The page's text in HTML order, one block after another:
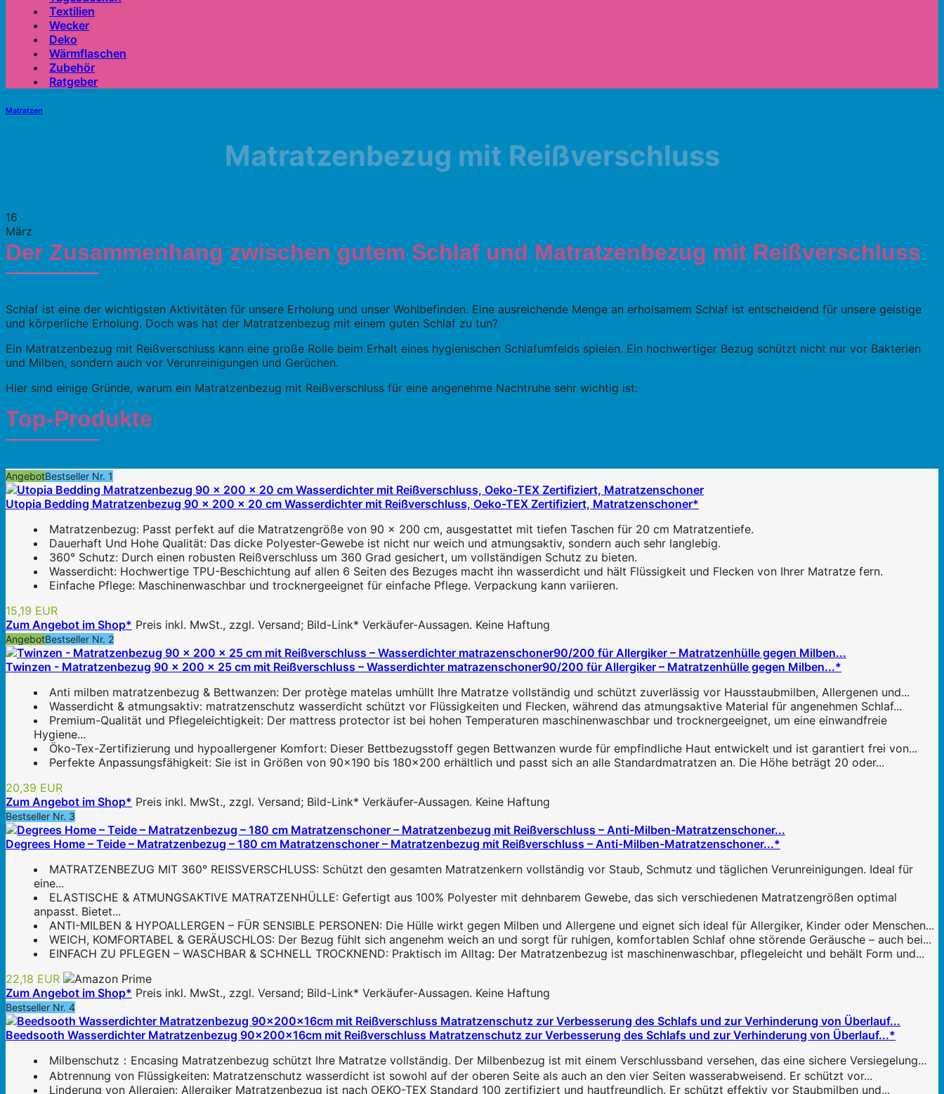
Textilien
Wecker
Deko
Wärmflaschen
Zubehör
Ratgeber
Matratzen
Matratzenbezug mit Reißverschluss
16
März
Der Zusammenhang zwischen gutem Schlaf und Matratzenbezug mit Reißverschluss
Schlaf ist eine der wichtigsten Aktivitäten für unsere Erholung und unser Wohlbefinden. Eine ausreichende Menge an erholsamem Schlaf ist entscheidend für unsere geistige
und körperliche Erholung. Doch was hat der Matratzenbezug mit einem guten Schlaf zu tun?
Ein Matratzenbezug mit Reißverschluss kann eine große Rolle beim Erhalt eines hygienischen Schlafumfelds spielen. Ein hochwertiger Bezug schützt nicht nur vor Bakterien
und Milben, sondern auch vor Verunreinigungen und Gerüchen.
Hier sind einige Gründe, warum ein Matratzenbezug mit Reißverschluss für eine angenehme Nachtruhe sehr wichtig ist:
Top-Produkte
AngebotBestseller Nr. 1
Utopia Bedding Matratzenbezug 90 x 200 x 20 cm Wasserdichter mit Reißverschluss, Oeko-TEX Zertifiziert, Matratzenschoner*
Matratzenbezug: Passt perfekt auf die Matratzengröße von 90 x 200 cm, ausgestattet mit tiefen Taschen für 20 cm Matratzentiefe.
Dauerhaft Und Hohe Qualität: Das dicke Polyester-Gewebe ist nicht nur weich und atmungsaktiv, sondern auch sehr langlebig.
360° Schutz: Durch einen robusten Reißverschluss um 360 Grad gesichert, um vollständigen Schutz zu bieten.
Wasserdicht: Hochwertige TPU-Beschichtung auf allen 6 Seiten des Bezuges macht ihn wasserdicht und hält Flüssigkeit und Flecken von Ihrer Matratze fern.
Einfache Pflege: Maschinenwaschbar und trocknergeeignet für einfache Pflege. Verpackung kann variieren.
15,19 EUR
Zum Angebot im Shop* Preis inkl. MwSt., zzgl. Versand; Bild-Link* Verkäufer-Aussagen. Keine Haftung
AngebotBestseller Nr. 2
Twinzen - Matratzenbezug 90 x 200 x 25 cm mit Reißverschluss – Wasserdichter matrazenschoner90/200 für Allergiker – Matratzenhülle gegen Milben...*
Anti milben matratzenbezug & Bettwanzen: Der protège matelas umhüllt Ihre Matratze vollständig und schützt zuverlässig vor Hausstaubmilben, Allergenen und...
Wasserdicht & atmungsaktiv: matratzenschutz wasserdicht schützt vor Flüssigkeiten und Flecken, während das atmungsaktive Material für angenehmen Schlaf...
Premium-Qualität und Pflegeleichtigkeit: Der mattress protector ist bei hohen Temperaturen maschinenwaschbar und trocknergeeignet, um eine einwandfreie
Hygiene...
Öko-Tex-Zertifizierung und hypoallergener Komfort: Dieser Bettbezugsstoff gegen Bettwanzen wurde für empfindliche Haut entwickelt und ist garantiert frei von...
Perfekte Anpassungsfähigkeit: Sie ist in Größen von 90x190 bis 180x200 erhältlich und passt sich an alle Standardmatratzen an. Die Höhe beträgt 20 oder...
20,39 EUR
Zum Angebot im Shop* Preis inkl. MwSt., zzgl. Versand; Bild-Link* Verkäufer-Aussagen. Keine Haftung
Bestseller Nr. 3
Degrees Home – Teide – Matratzenbezug – 180 cm Matratzenschoner – Matratzenbezug mit Reißverschluss – Anti-Milben-Matratzenschoner...*
MATRATZENBEZUG MIT 360° REISSVERSCHLUSS: Schützt den gesamten Matratzenkern vollständig vor Staub, Schmutz und täglichen Verunreinigungen. Ideal für
eine...
ELASTISCHE & ATMUNGSAKTIVE MATRATZENHÜLLE: Gefertigt aus 100% Polyester mit dehnbarem Gewebe, das sich verschiedenen Matratzengrößen optimal
anpasst. Bietet...
ANTI-MILBEN & HYPOALLERGEN – FÜR SENSIBLE PERSONEN: Die Hülle wirkt gegen Milben und Allergene und eignet sich ideal für Allergiker, Kinder oder Menschen...
WEICH, KOMFORTABEL & GERÄUSCHLOS: Der Bezug fühlt sich angenehm weich an und sorgt für ruhigen, komfortablen Schlaf ohne störende Geräusche – auch bei...
EINFACH ZU PFLEGEN – WASCHBAR & SCHNELL TROCKNEND: Praktisch im Alltag: Der Matratzenbezug ist maschinenwaschbar, pflegeleicht und behält Form und...
22,18 EUR
Zum Angebot im Shop* Preis inkl. MwSt., zzgl. Versand; Bild-Link* Verkäufer-Aussagen. Keine Haftung
Bestseller Nr. 4
Beedsooth Wasserdichter Matratzenbezug 90x200x16cm mit Reißverschluss Matratzenschutz zur Verbesserung des Schlafs und zur Verhinderung von Überlauf...*
Milbenschutz：Encasing Matratzenbezug schützt Ihre Matratze vollständig. Der Milbenbezug ist mit einem Verschlussband versehen, das eine sichere Versiegelung...
Abtrennung von Flüssigkeiten: Matratzenschutz wasserdicht ist sowohl auf der oberen Seite als auch an den vier Seiten wasserabweisend. Er schützt vor...
Linderung von Allergien: Allergiker Matratzenbezug ist nach OEKO-TEX Standard 100 zertifiziert und hautfreundlich. Er schützt effektiv vor Staubmilben und...